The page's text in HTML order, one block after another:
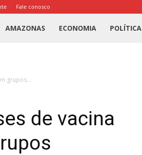
Fale conosco
AMAZONAS ECONOMIA POLÍTICA
grupos...
de vacina